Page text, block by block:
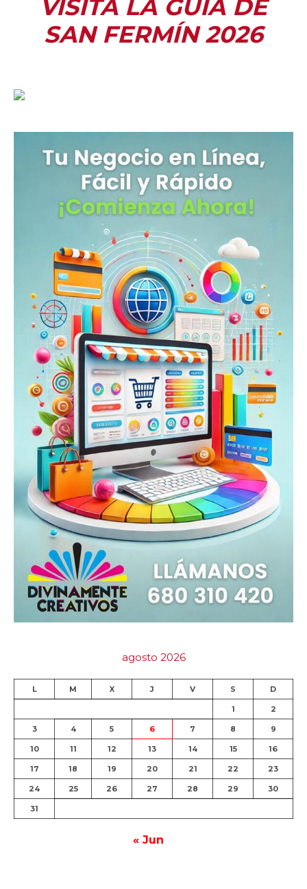
VISITA LA GUÍA DE
SAN FERMÍN 2026
agosto 2026
L M X J V S D
1 2
3 4 5 6 7 8 9
10 11 12 13 14 15 16
17 18 19 20 21 22 23
24 25 26 27 28 29 30
31
« Jun